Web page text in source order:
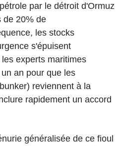
par le détroit d'Ormuz
20% de
les stocks
s'épuisent
experts maritimes
an pour que les
reviennent à la
rapidement un accord
généralisée de ce fioul